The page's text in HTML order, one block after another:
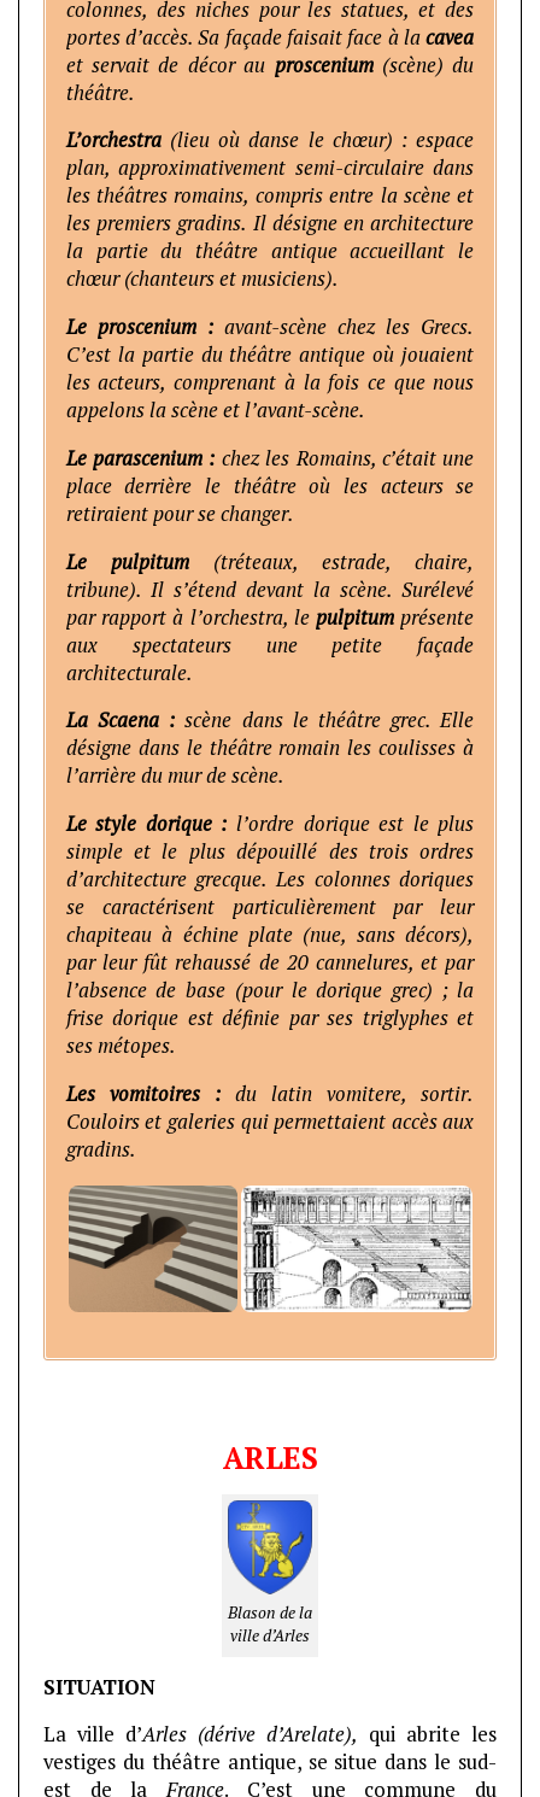
colonnes, des niches pour les statues, et des
portes d’accès. Sa façade faisait face à lacavea
et servait de décor au proscenium(scène) du
théâtre.
L’orchestra(lieu où danse le chœur) : espace
plan, approximativement semi-circulaire dans
les théâtres romains, compris entre la scène et
les premiers gradins. Il désigne en architecture
la partie du théâtre antique accueillant le
chœur (chanteurs et musiciens).
Le proscenium :avant-scène chez les Grecs.
C’est la partie du théâtre antique où jouaient
les acteurs, comprenant à la fois ce que nous
appelons la scène et l’avant-scène.
Le parascenium : chez les Romains, c’était une
place derrière le théâtre où les acteurs se
retiraient pour se changer.
Le pulpitum(tréteaux, estrade, chaire,
tribune). Il s’étend devant la scène. Surélevé
par rapport à l’orchestra, le pulpitumprésente
aux spectateurs une petite façade
architecturale.
La Scaena : scène dans le théâtre grec. Elle
désigne dans le théâtre romain les coulisses à
l’arrière du mur de scène.
Le style dorique : l’ordre dorique est le plus
simple et le plus dépouillé des trois ordres
d’architecture grecque. Les colonnes doriques
se caractérisent particulièrement par leur
chapiteau à échine plate (nue, sans décors),
par leur fût rehaussé de 20 cannelures, et par
l’absence de base (pour le dorique grec) ; la
frise dorique est définie par ses triglyphes et
ses métopes.
Les vomitoires :du latin vomitere, sortir.
Couloirs et galeries qui permettaient accès aux
gradins.
ARLES
Blason de la
ville d’Arles
SITUATION
La ville d’Arles (dérive d’Arelate), qui abrite les
vestiges du théâtre antique, se situe dans le sud-
est de laFrance. C’est une commune du